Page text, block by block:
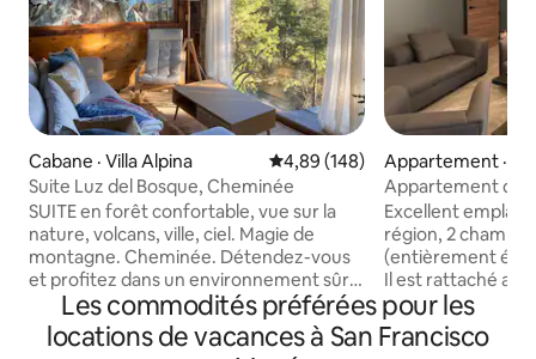
Cabane · Villa Alpina Note moyenne de 4,89 sur 5,
4,89 (148)
Suite Luz del Bosque, Cheminée
SUITE en forêt confortable, vue sur la
nature, volcans, ville, ciel. Magie de
montagne. Cheminée. Détendez-vous
et profitez dans un environnement sûr,
à 1100 m au-dessus de Mexico. À 40
minutes d'Interlomas et de Toluca. Idéal
pour une escapade amoureuse, en
Appartement ·
eos
Appartement de
NEUF)
Excellent
région, 2
(entièrement
Il est rattaché au
compte
cafétérias, des
salons, un
Les commodités préférées pour les
locations de vacances à San Francisco